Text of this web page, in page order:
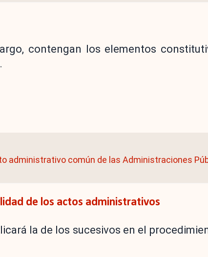
contengan los elementos
administrativo común de las Administraciones
de los actos administrativos
la de los sucesivos en el